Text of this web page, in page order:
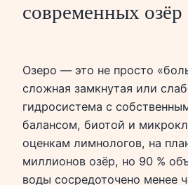
современных озёр
Озеро — это не просто
сложная замкнутая или
гидросистема с
балансом, биотой и
оценкам лимнологов, на
миллионов озёр, но 90 %
воды сосредоточено менее